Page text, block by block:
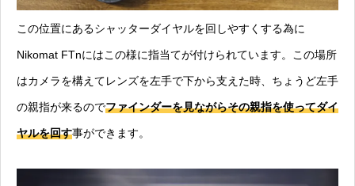
この位置にあるシャッターダイヤルを回しやすくする為に
Nikomat FTnにはこの様に指当てが付けられています。この場所
はカメラを構えてレンズを左手で下から支えた時、ちょうど左手
の親指が来るのでファインダーを見ながらその親指を使ってダイ
ヤルを回す事ができます。